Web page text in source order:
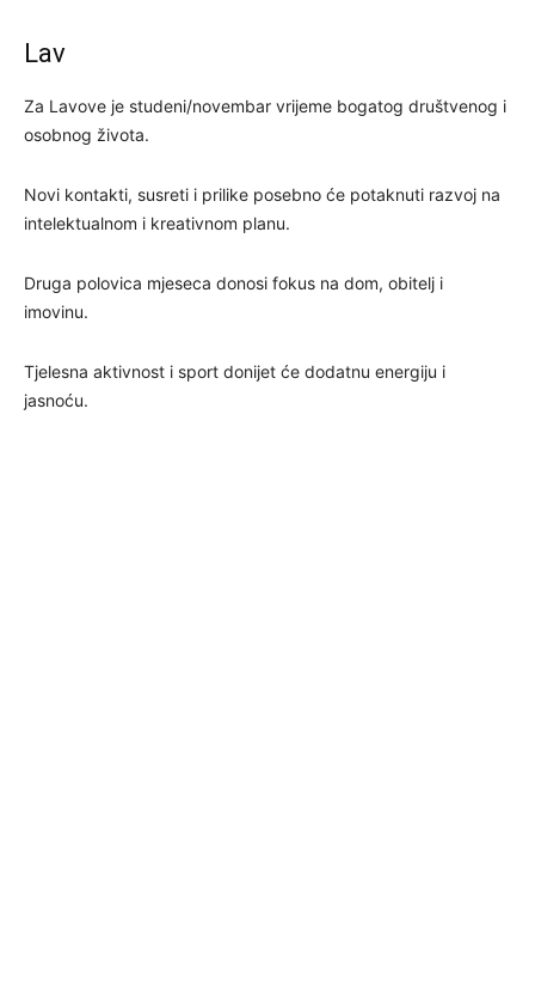
Lav
Za Lavove je studeni/novembar vrijeme bogatog društvenog i
osobnog života.
Novi kontakti, susreti i prilike posebno će potaknuti razvoj na
intelektualnom i kreativnom planu.
Druga polovica mjeseca donosi fokus na dom, obitelj i
imovinu.
Tjelesna aktivnost i sport donijet će dodatnu energiju i
jasnoću.